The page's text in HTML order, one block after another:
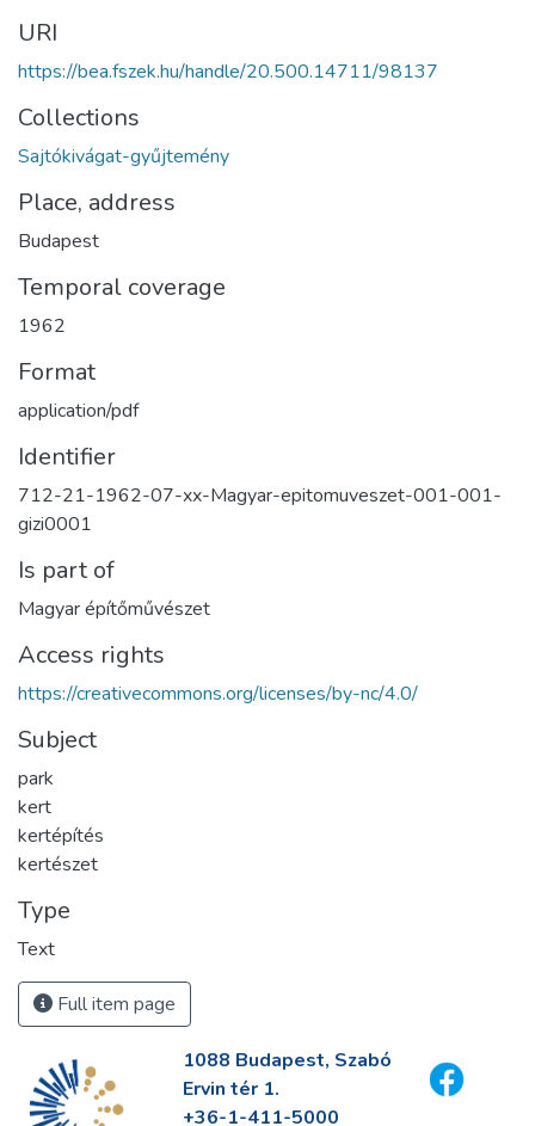
URI
https://bea.fszek.hu/handle/20.500.14711/98137
Collections
Sajtókivágat-gyűjtemény
Place, address
Budapest
Temporal coverage
1962
Format
application/pdf
Identifier
712-21-1962-07-xx-Magyar-epitomuveszet-001-001-
gizi0001
Is part of
Magyar építőművészet
Access rights
https://creativecommons.org/licenses/by-nc/4.0/
Subject
park
kert
kertépítés
kertészet
Type
Text
Full item page
1088 Budapest, Szabó
Ervin tér 1.
+36-1-411-5000